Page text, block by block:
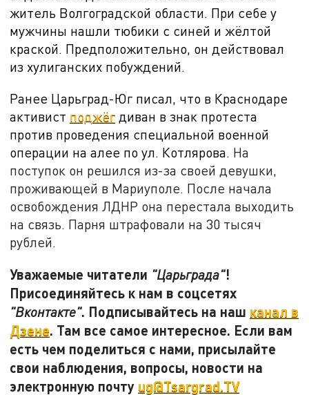
житель Волгоградской области. При себе у
мужчины нашли тюбики с синей и жёлтой
краской. Предположительно, он действовал
из хулиганских побуждений.
Ранее Царьград-Юг писал, что в Краснодаре
активист поджёг диван в знак протеста
против проведения специальной военной
операции на алее по ул. Котлярова. На
поступок он решился из-за своей девушки,
проживающей в Мариуполе. После начала
освобождения ЛДНР она перестала выходить
на связь. Парня штрафовали на 30 тысяч
рублей.
Уважаемые читатели "Царьграда"!
Присоединяйтесь к нам в соцсетях
"Вконтакте". Подписывайтесь на наш канал в
Дзене. Там все самое интересное. Если вам
есть чем поделиться с нами, присылайте
свои наблюдения, вопросы, новости на
электронную почту ug@Tsargrad.TV